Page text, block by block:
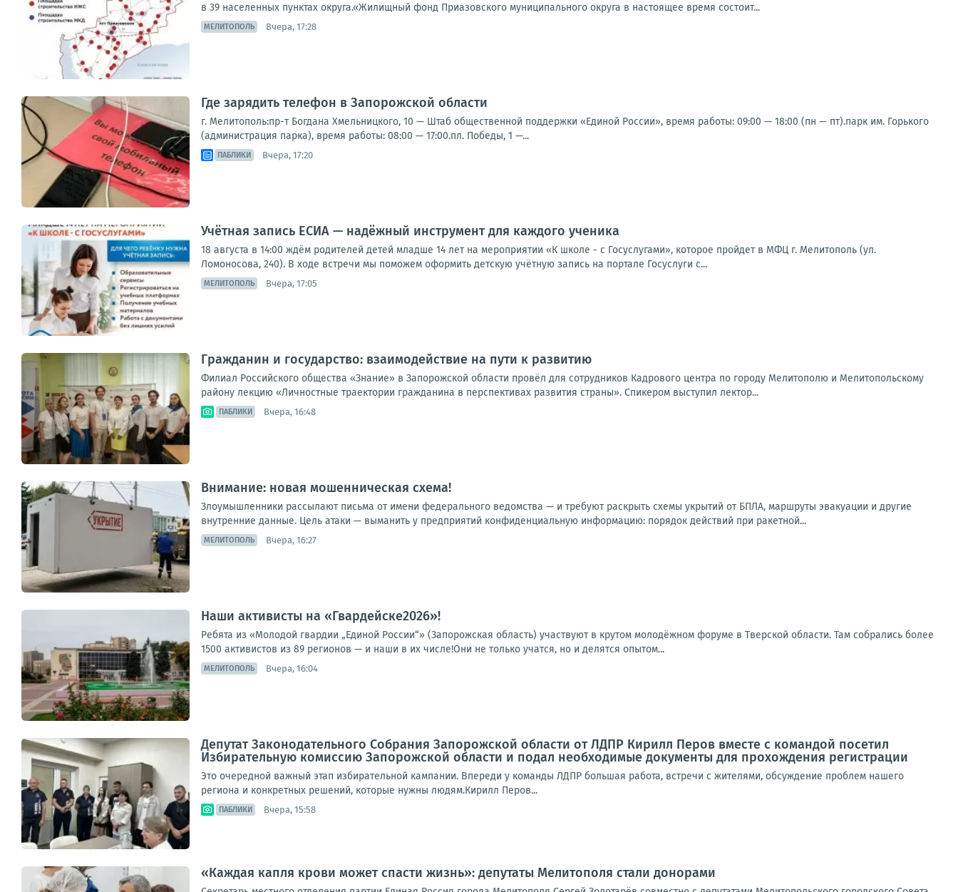
в 39 населенных пунктах округа.«Жилищный фонд Приазовского муниципального округа в настоящее время состоит...
МЕЛИТОПОЛЬ Вчера, 17:28
Где зарядить телефон в Запорожской области
г. Мелитополь:пр-т Богдана Хмельницкого, 10 — Штаб общественной поддержки «Единой России», время работы: 09:00 — 18:00 (пн — пт).парк им. Горького
(администрация парка), время работы: 08:00 — 17:00.пл. Победы, 1 —...
ПАБЛИКИ Вчера, 17:20
Учётная запись ЕСИА — надёжный инструмент для каждого ученика
18 августа в 14:00 ждём родителей детей младше 14 лет на мероприятии «К школе - с Госуслугами», которое пройдет в МФЦ г. Мелитополь (ул.
Ломоносова, 240). В ходе встречи мы поможем оформить детскую учётную запись на портале Госуслуги с...
МЕЛИТОПОЛЬ Вчера, 17:05
Гражданин и государство: взаимодействие на пути к развитию
Филиал Российского общества «Знание» в Запорожской области провёл для сотрудников Кадрового центра по городу Мелитополю и Мелитопольскому
району лекцию «Личностные траектории гражданина в перспективах развития страны». Спикером выступил лектор...
ПАБЛИКИ Вчера, 16:48
Внимание: новая мошенническая схема!
Злоумышленники рассылают письма от имени федерального ведомства — и требуют раскрыть схемы укрытий от БПЛА, маршруты эвакуации и другие
внутренние данные. Цель атаки — выманить у предприятий конфиденциальную информацию: порядок действий при ракетной...
МЕЛИТОПОЛЬ Вчера, 16:27
Наши активисты на «Гвардейске2026»!
Ребята из «Молодой гвардии „Единой России“» (Запорожская область) участвуют в крутом молодёжном форуме в Тверской области. Там собрались более
1500 активистов из 89 регионов — и наши в их числе!Они не только учатся, но и делятся опытом...
МЕЛИТОПОЛЬ Вчера, 16:04
Депутат Законодательного Собрания Запорожской области от ЛДПР Кирилл Перов вместе с командой посетил
Избирательную комиссию Запорожской области и подал необходимые документы для прохождения регистрации
Это очередной важный этап избирательной кампании. Впереди у команды ЛДПР большая работа, встречи с жителями, обсуждение проблем нашего
региона и конкретных решений, которые нужны людям.Кирилл Перов...
ПАБЛИКИ Вчера, 15:58
«Каждая капля крови может спасти жизнь»: депутаты Мелитополя стали донорами